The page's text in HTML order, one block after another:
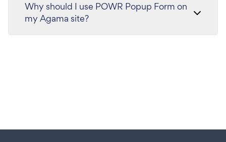
Why should I use POWR Popup Form on
my Agama site?